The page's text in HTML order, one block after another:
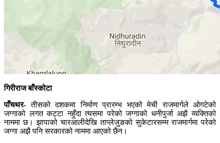
गिरीराज बाँस्कोटा
पाँचथर- तीसको दशकमा निर्माण प्रारम्भ भएको मेची राजमार्गले ओगटेको
जग्गाको लगत कट्टा नहुँदा त्यसमा परेको जग्गाको धनीपुर्जा अझै व्यक्तिको
नाममा छ। झापाको चारआलीदेखि ताप्लेजुङको सुकेटारसम्म राजमार्गमा परेको
जग्गा अझै पनि सरकारको नाममा आएको छैन।